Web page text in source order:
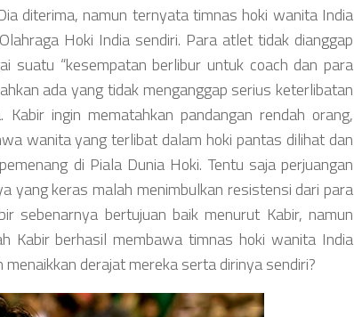
diterima, namun ternyata timnas hoki wanita India
Hoki India sendiri. Para atlet tidak dianggap
suatu “kesempatan berlibur untuk coach dan para
ada yang tidak menganggap serius keterlibatan
ingin mematahkan pandangan rendah orang,
wanita yang terlibat dalam hoki pantas dilihat dan
di Piala Dunia Hoki. Tentu saja perjuangan
yang keras malah menimbulkan resistensi dari para
sebenarnya bertujuan baik menurut Kabir, namun
Kabir berhasil membawa timnas hoki wanita India
derajat mereka serta dirinya sendiri?